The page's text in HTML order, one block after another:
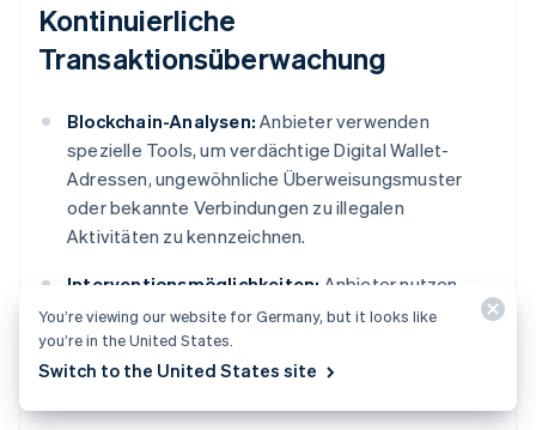
Kontinuierliche
Transaktionsüberwachung
Blockchain-Analysen: Anbieter verwenden
spezielle Tools, um verdächtige Digital Wallet-
Adressen, ungewöhnliche Überweisungsmuster
oder bekannte Verbindungen zu illegalen
Aktivitäten zu kennzeichnen.
Interventionsmöglichkeiten: Anbieter nutzen
administrative Kontrollen, um Token im Fall von
Betrug oder rechtlichen Schritten einzufrieren oder
einzuschränken.
You’re viewing our website for Germany, but it looks like
you’re in the United States.
Switch to the United States site